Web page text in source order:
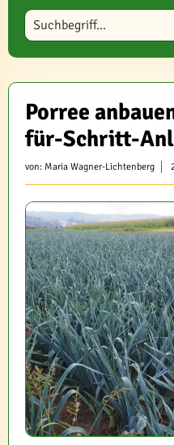
Blog durchsuchen
Porree
für-Schritt-
von: Maria Wagner-Lichtenberg